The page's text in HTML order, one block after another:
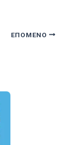
ΕΠΌΜΕΝΟ